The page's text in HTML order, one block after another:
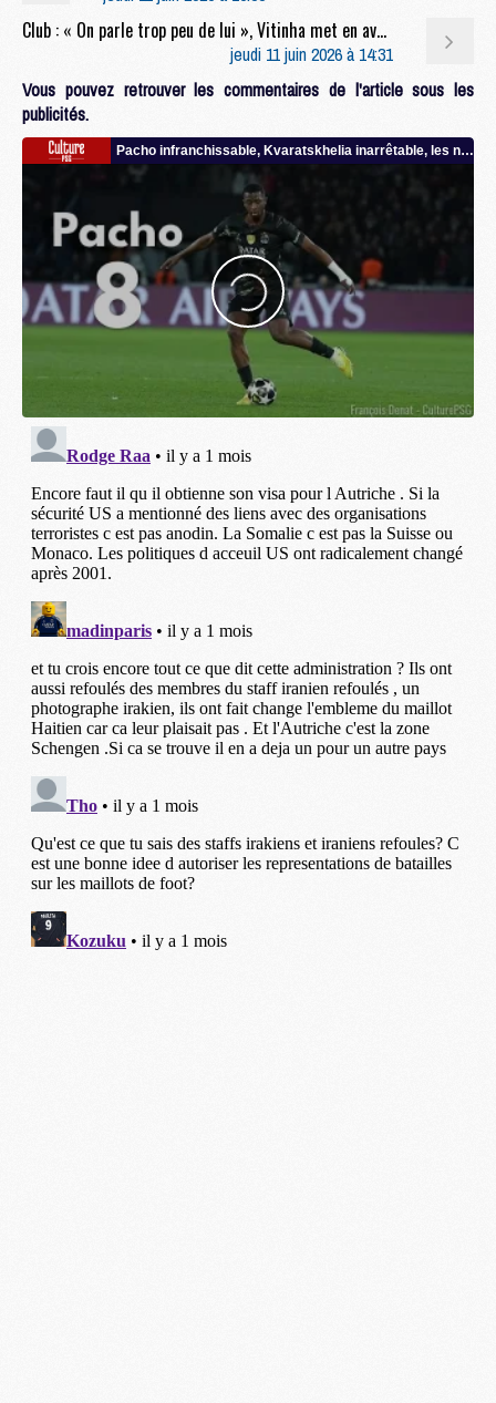
Club : « On parle trop peu de lui », Vitinha met en avant un Parisien sous-estimé
jeudi 11 juin 2026 à 14:31
Vous pouvez retrouver les commentaires de l'article sous les
publicités.